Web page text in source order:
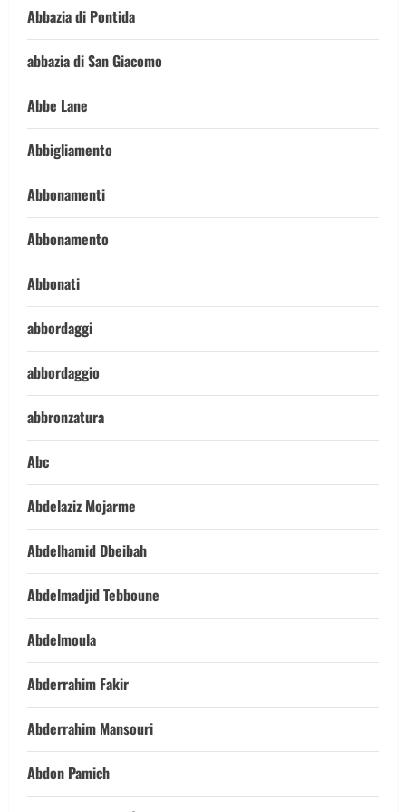
Abbazia di Pontida
abbazia di San Giacomo
Abbe Lane
Abbigliamento
Abbonamenti
Abbonamento
Abbonati
abbordaggi
abbordaggio
abbronzatura
Abc
Abdelaziz Mojarme
Abdelhamid Dbeibah
Abdelmadjid Tebboune
Abdelmoula
Abderrahim Fakir
Abderrahim Mansouri
Abdon Pamich